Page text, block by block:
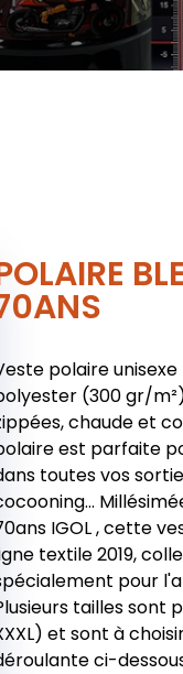
polaire unisexe
(300 gr/
chaude et
est parfaite
toutes vos
IGOL , cette
textile 2019,
pour
tailles sont
et sont à
ci-